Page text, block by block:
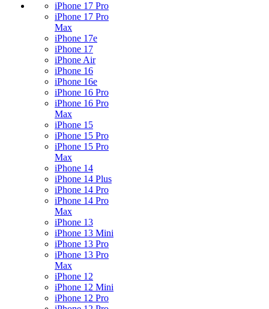
iPhone 17 Pro
iPhone 17 Pro
Max
iPhone 17e
iPhone 17
iPhone Air
iPhone 16
iPhone 16e
iPhone 16 Pro
iPhone 16 Pro
Max
iPhone 15
iPhone 15 Pro
iPhone 15 Pro
Max
iPhone 14
iPhone 14 Plus
iPhone 14 Pro
iPhone 14 Pro
Max
iPhone 13
iPhone 13 Mini
iPhone 13 Pro
iPhone 13 Pro
Max
iPhone 12
iPhone 12 Mini
iPhone 12 Pro